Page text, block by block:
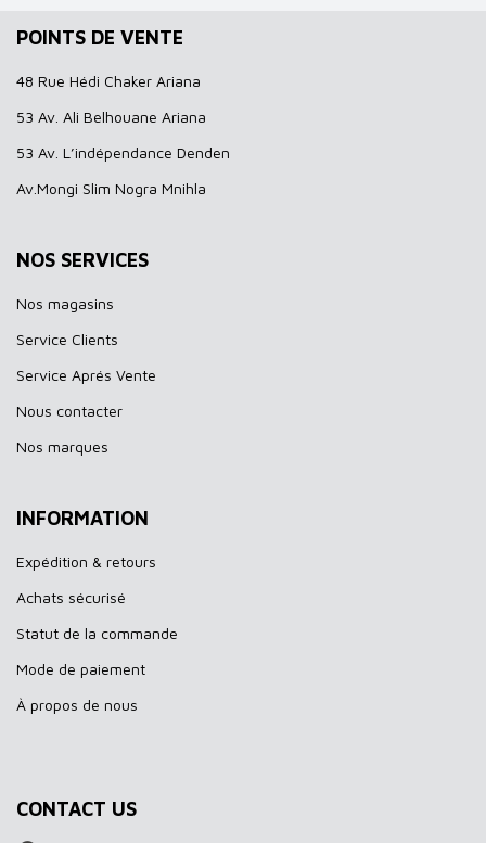
POINTS DE VENTE
48 Rue Hédi Chaker Ariana
53 Av. Ali Belhouane Ariana
53 Av. L’indépendance Denden
Av.Mongi Slim Nogra Mnihla
NOS SERVICES
Nos magasins
Service Clients
Service Aprés Vente
Nous contacter
Nos marques
INFORMATION
Expédition & retours
Achats sécurisé
Statut de la commande
Mode de paiement
À propos de nous
CONTACT US